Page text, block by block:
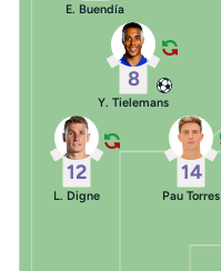
12
L. Digne
14
Pau Torres
8
Y. Tielemans
E. Buendía